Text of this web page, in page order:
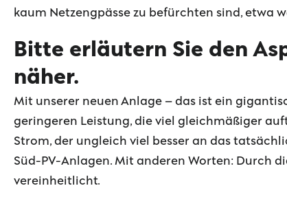
kaum Netzengpässe zu befürchten sind, etwa
Bitte erläutern Sie den
näher.
Mit unserer neuen Anlage – das ist ein
geringeren Leistung, die viel gleichmäßiger
Strom, der ungleich viel besser an das
Süd-PV-Anlagen. Mit anderen Worten: Durch
vereinheitlicht.